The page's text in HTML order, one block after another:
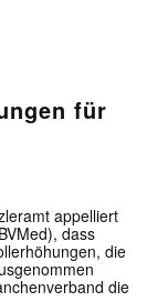
für
appelliert
dass
die
die